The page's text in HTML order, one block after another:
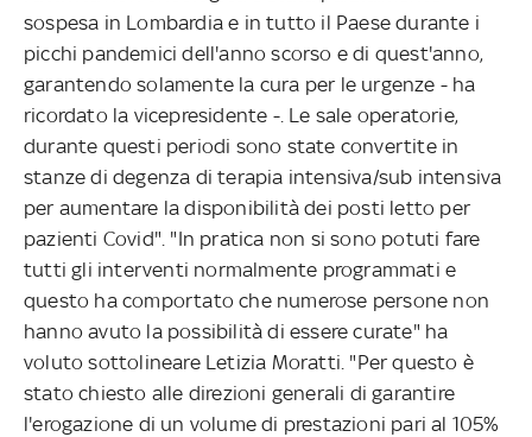
sospesa in Lombardia e in tutto il Paese durante i
picchi pandemici dell'anno scorso e di quest'anno,
garantendo solamente la cura per le urgenze - ha
ricordato la vicepresidente -. Le sale operatorie,
durante questi periodi sono state convertite in
stanze di degenza di terapia intensiva/sub intensiva
per aumentare la disponibilità dei posti letto per
pazienti Covid". "In pratica non si sono potuti fare
tutti gli interventi normalmente programmati e
questo ha comportato che numerose persone non
hanno avuto la possibilità di essere curate" ha
voluto sottolineare Letizia Moratti. "Per questo è
stato chiesto alle direzioni generali di garantire
l'erogazione di un volume di prestazioni pari al 105%